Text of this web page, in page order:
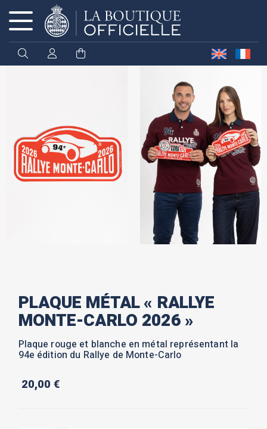
PLAQUE MÉTAL « RALLYE
MONTE-CARLO 2026 »
Plaque rouge et blanche en métal représentant la
94e édition du Rallye de Monte-Carlo
20,00€
Cookies management panel